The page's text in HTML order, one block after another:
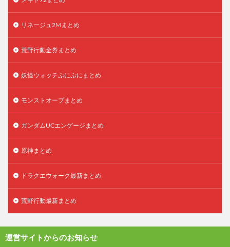
リネージュ2Mまとめ
荒野行動金券まとめ
妖怪ウォッチぷにぷにまとめ
モンストオーブまとめ
ガンダムUCエンゲージまとめ
原神まとめ
ドラクエウォーク最新まとめ
荒野行動最新まとめ
運営サイトからのお知らせ